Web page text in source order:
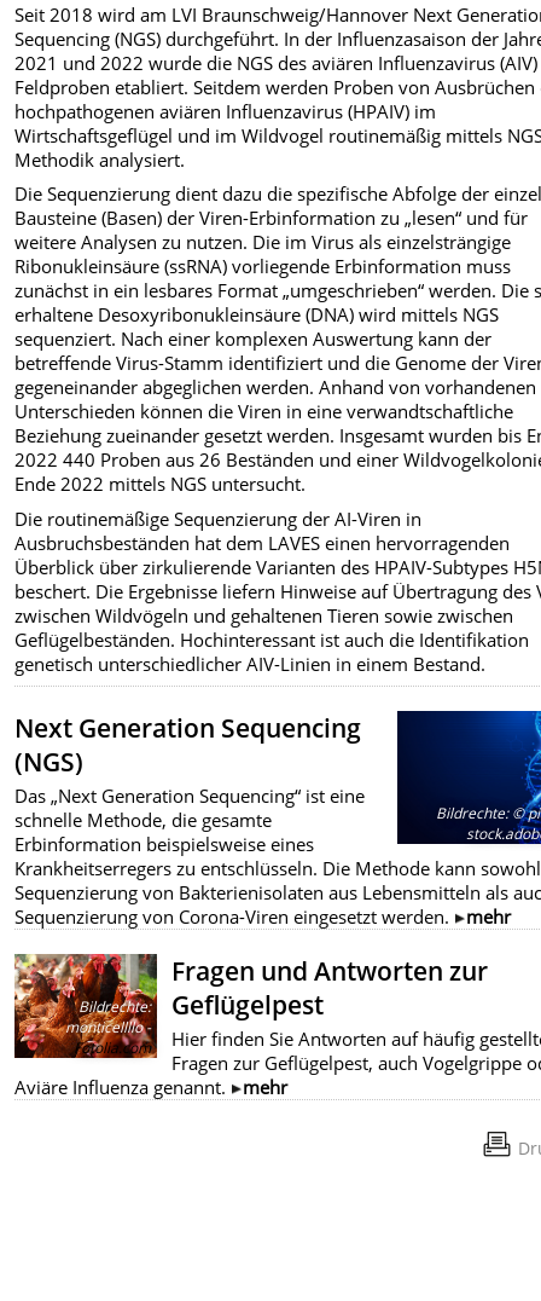
Seit 2018 wird am LVI Braunschweig/Hannover Next
Sequencing (NGS) durchgeführt. In der Influenzasaison der
2021 und 2022 wurde die NGS des aviären Influenzavirus
Feldproben etabliert. Seitdem werden Proben von Ausbrüchen
hochpathogenen aviären Influenzavirus (HPAIV) im
Wirtschaftsgeflügel und im Wildvogel routinemäßig mittels
Methodik analysiert.
Die Sequenzierung dient dazu die spezifische Abfolge der
Bausteine (Basen) der Viren-Erbinformation zu „lesen“ und für
weitere Analysen zu nutzen. Die im Virus als einzelsträngige
Ribonukleinsäure (ssRNA) vorliegende Erbinformation muss
zunächst in ein lesbares Format „umgeschrieben“ werden. Die
erhaltene Desoxyribonukleinsäure (DNA) wird mittels NGS
sequenziert. Nach einer komplexen Auswertung kann der
betreffende Virus-Stamm identifiziert und die Genome der
gegeneinander abgeglichen werden. Anhand von vorhandenen
Unterschieden können die Viren in eine verwandtschaftliche
Beziehung zueinander gesetzt werden. Insgesamt wurden bis
2022 440 Proben aus 26 Beständen und einer
Ende 2022 mittels NGS untersucht.
Die routinemäßige Sequenzierung der AI-Viren in
Ausbruchsbeständen hat dem LAVES einen hervorragenden
Überblick über zirkulierende Varianten des HPAIV-Subtypes
beschert. Die Ergebnisse liefern Hinweise auf Übertragung des
zwischen Wildvögeln und gehaltenen Tieren sowie zwischen
Geflügelbeständen. Hochinteressant ist auch die Identifikation
genetisch unterschiedlicher AIV-Linien in einem Bestand.
Bildrechte:©
Next Generation Sequencing
(NGS)
Das „Next Generation Sequencing“ ist eine
schnelle Methode, die gesamte
Erbinformation beispielsweise eines
Krankheitserregers zu entschlüsseln. Die Methode kann
Sequenzierung von Bakterienisolaten aus Lebensmitteln als
Sequenzierung von Corona-Viren eingesetzt werden.
mehr
Bildrechte:
monticellllo -
Fotolia.com
Fragen und Antworten zur
Geflügelpest
Hier finden Sie Antworten auf häufig
Fragen zur Geflügelpest, auch Vogelgrippe
Aviäre Influenza genannt.
mehr